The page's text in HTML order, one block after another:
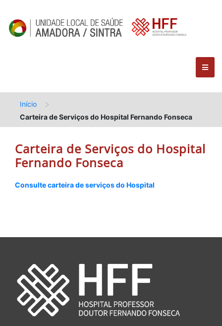
Início >
Carteira de Serviços do Hospital Fernando Fonseca
Carteira de Serviços do Hospital
Fernando Fonseca
Consulte carteira de serviços do Hospital